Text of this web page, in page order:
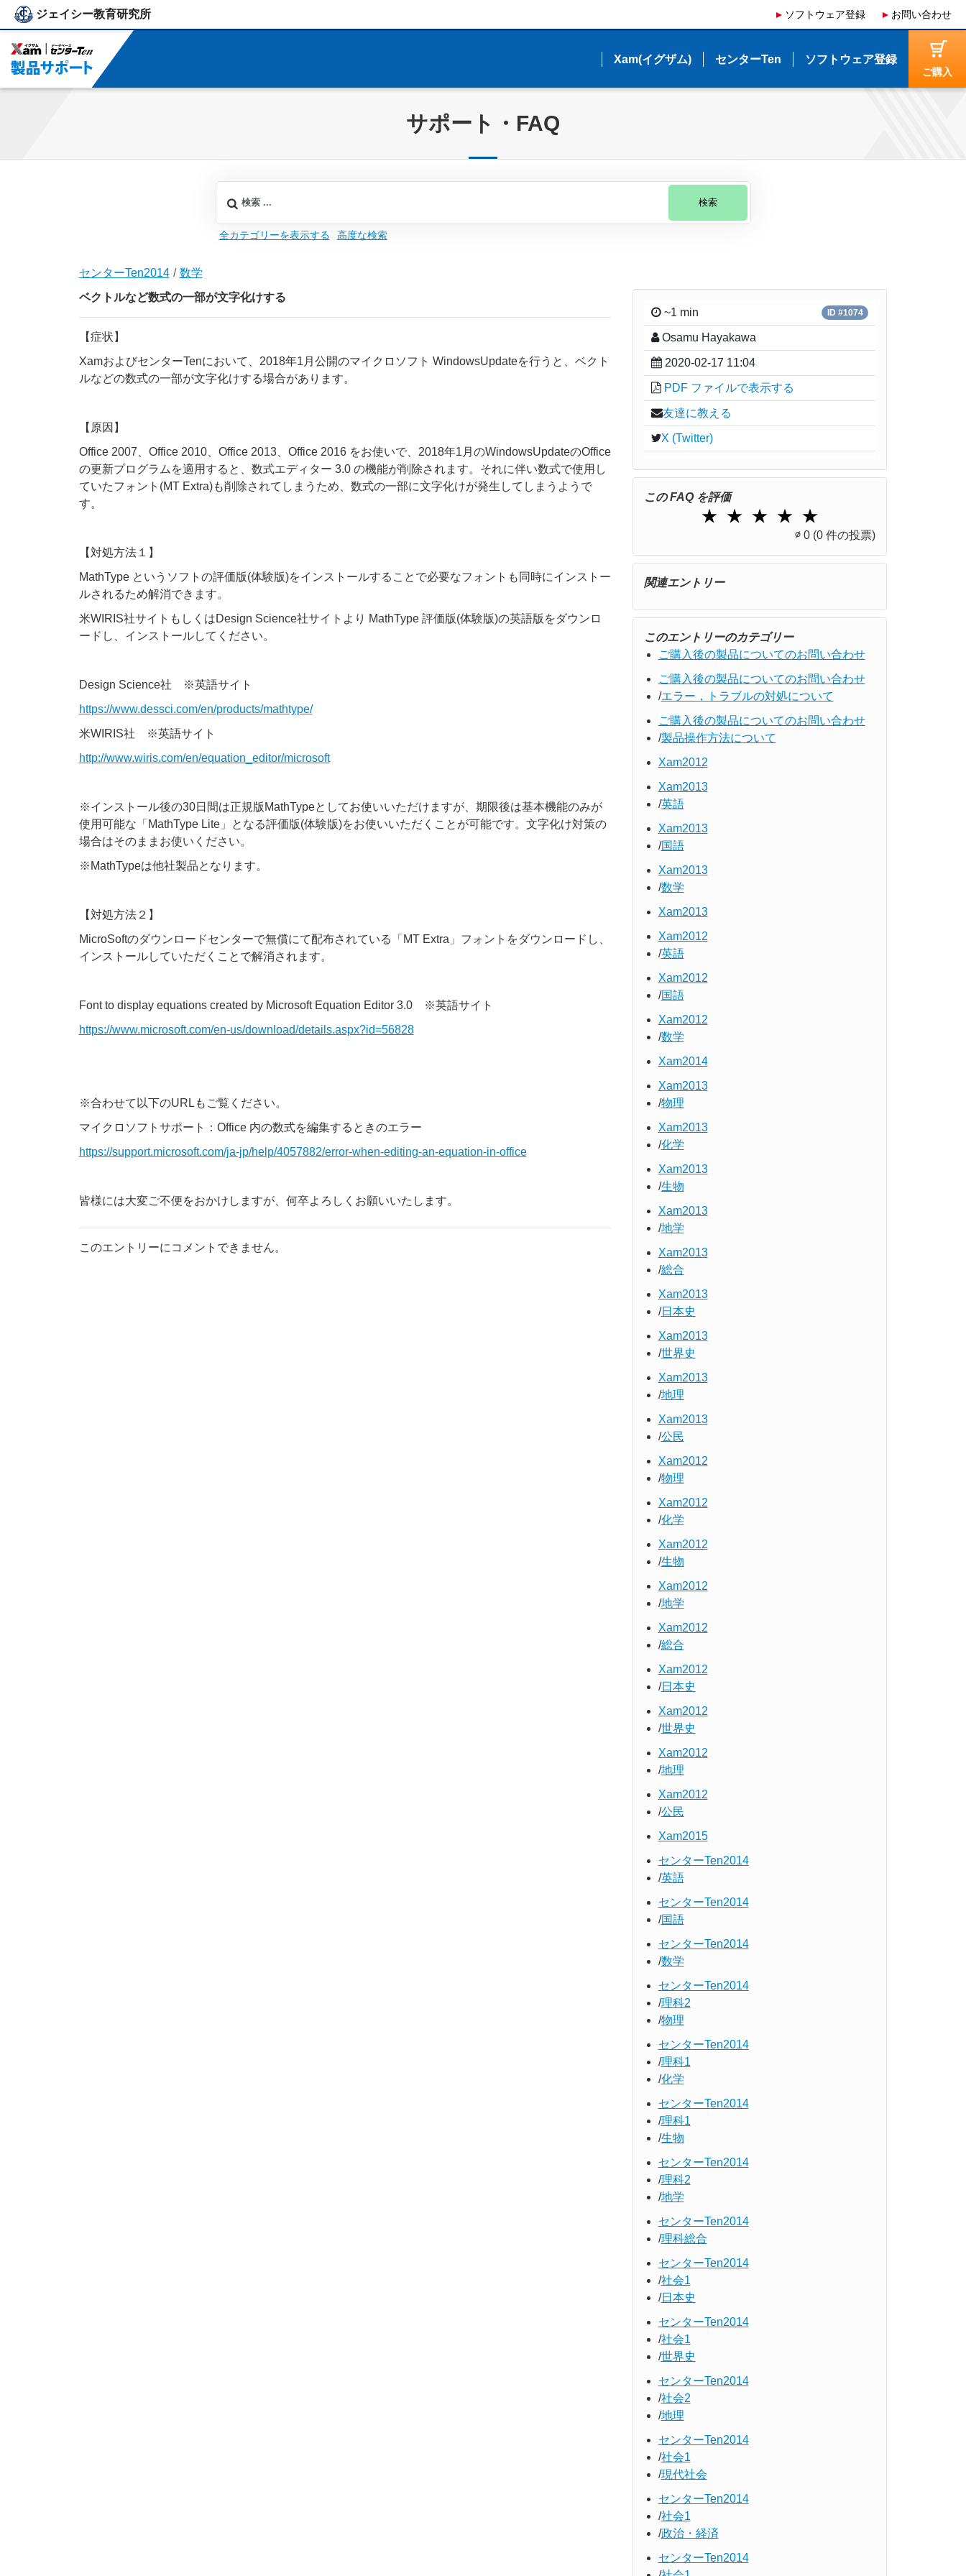
ジェイシー教育研究所 ソフトウェア登録 お問い合わせ
Xam(イグザム) センターTen ソフトウェア登録
ご購入
ジェイシー教育研究所 ソフトウェア登録 お問い合わせ
Xam(イグザム) センターTen ソフトウェア登録
ご購入
サポート・FAQ
検索
全カテゴリーを表示する 高度な検索
センターTen2014
数学
ベクトルなど数式の一部が文字化けする
【症状】
XamおよびセンターTenにおいて、2018年1月公開のマイクロソフト WindowsUpdateを行うと、ベクト
ルなどの数式の一部が文字化けする場合があります。
【原因】
Office 2007
Office 2010、 Office 2013、 Office 2016 をお使いで、2018年1月のWindowsUpdateのOffice
の更新プログラムを適用すると、数式エディター 3.0 の機能が削除されます。それに伴い数式で使用し
ていたフォント(MT Extra)も削除されてしまうため、数式の一部に文字化けが発生してしまうようで
す。
【対処方法１】
MathType というソフトの評価版(体験版)をインストールすることで必要なフォントも同時にインストー
ルされるため解消できます。
米WIRIS社サイトもしくはDesign Science社サイトより MathType 評価版(体験版)の英語版をダウンロ
ードし、インストールしてください。
Design Science社 ※英語サイト
https://www.dessci.com/en/products/mathtype/
米WIRIS社 ※英語サイト
http://www.wiris.com/en/equation_editor/microsoft
※インストール後の30日間は正規版MathTypeとしてお使いいただけますが、期限後は基本機能のみが
使用可能な「MathType Lite」となる評価版(体験版)をお使いいただくことが可能です。文字化け対策の
場合はそのままお使いください。
※MathTypeは他社製品となります。
【対処方法２】
MicroSoftのダウンロードセンターで無償にて配布されている 「MT Extra」フォントをダウンロードし、
インストールしていただくことで解消されます。
Font to display equations created by Microsoft Equation Editor 3.0 ※英語サイト
https://www.microsoft.com/en-us/download/details.aspx?id=56828
※合わせて以下のURLもご覧ください。
マイクロソフトサポート：Office 内の数式を編集するときのエラー
https://support.microsoft.com/ja-jp/help/4057882/error-when-editing-an-equation-in-office
皆様には大変ご不便をおかけしますが、何卒よろしくお願いいたします。
このエントリーにコメントできません。
~1 min ID #1074
Osamu Hayakawa
2020-02-17 11:04
PDF ファイルで表示する
友達に教える
X (Twitter)
この FAQ を評価
★1 Star
★2 Stars
★3 Stars
★ 4 Stars
★
∅0 (0 件の投票)
関連エントリー
このエントリーのカテゴリー
ご購入後の製品についてのお問い合わせ
ご購入後の製品についてのお問い合わせ
エラー，トラブルの対処について
ご購入後の製品についてのお問い合わせ
製品操作方法について
Xam2012
Xam2013
英語
Xam2013
国語
Xam2013
数学
Xam2013
Xam2012
英語
Xam2012
国語
Xam2012
数学
Xam2014
Xam2013
物理
Xam2013
化学
Xam2013
生物
Xam2013
地学
Xam2013
総合
Xam2013
日本史
Xam2013
世界史
Xam2013
地理
Xam2013
公民
Xam2012
物理
Xam2012
化学
Xam2012
生物
Xam2012
地学
Xam2012
総合
Xam2012
日本史
Xam2012
世界史
Xam2012
地理
Xam2012
公民
Xam2015
センターTen2014
英語
センターTen2014
国語
センターTen2014
数学
センターTen2014
理科2
物理
センターTen2014
理科1
化学
センターTen2014
理科1
生物
センターTen2014
理科2
地学
センターTen2014
理科総合
センターTen2014
社会1
日本史
センターTen2014
社会1
世界史
センターTen2014
社会2
地理
センターTen2014
社会1
現代社会
センターTen2014
社会1
政治・経済
センターTen2014